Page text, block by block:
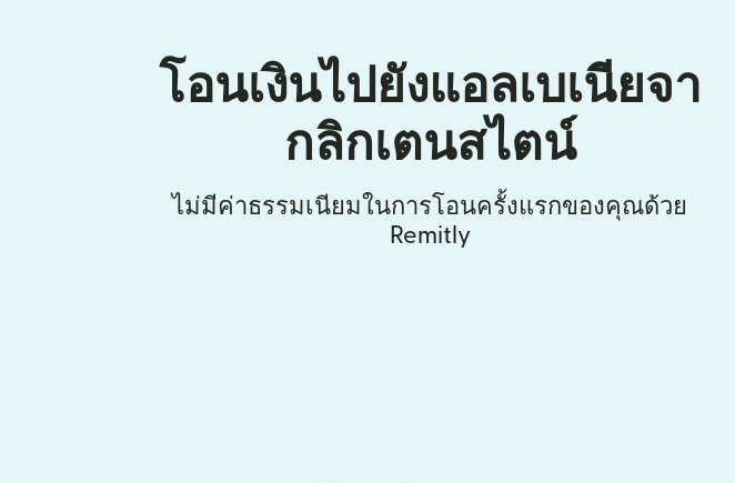
โอนเงินไปยังแอลเบเนียจา
กลิกเตนสไตน์
ไม่มีค่าธรรมเนียมในการโอนครั้งแรกของคุณด้วย
Remitly